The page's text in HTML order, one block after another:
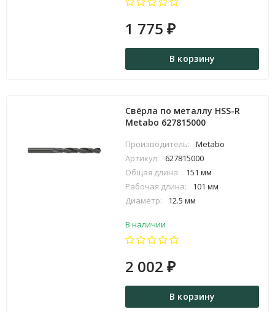
1 775₽
В корзину
Свёрла по металлу HSS-R
Metabo 627815000
Производитель:
Metabo
Артикул:
627815000
Общая длина:
151 мм
Рабочая длина:
101 мм
Диаметр:
12.5 мм
В наличии
2 002₽
В корзину